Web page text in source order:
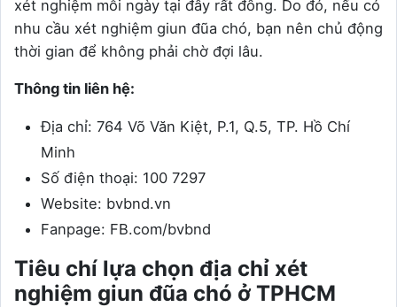
xét nghiệm mỗi ngày tại đây rất đông. Do đó, nếu có
nhu cầu xét nghiệm giun đũa chó, bạn nên chủ động
thời gian để không phải chờ đợi lâu.
Thông tin liên hệ:
Địa chỉ: 764 Võ Văn Kiệt, P.1, Q.5, TP. Hồ Chí
Minh
Số điện thoại: 100 7297
Website: bvbnd.vn
Fanpage: FB.com/bvbnd
Tiêu chí lựa chọn địa chỉ xét
nghiệm giun đũa chó ở TPHCM